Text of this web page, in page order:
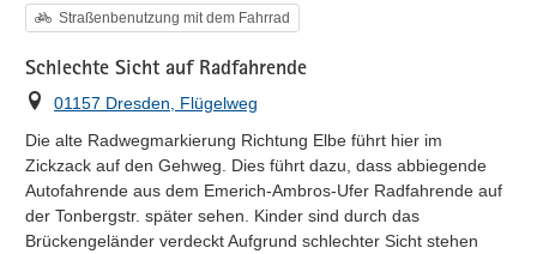
Kategorie
Straßenbenutzung mit dem Fahrrad
Schlechte Sicht auf Radfahrende
Ort
01157 Dresden, Flügelweg
Die alte Radwegmarkierung Richtung Elbe führt hier im
Zickzack auf den Gehweg. Dies führt dazu, dass abbiegende
Autofahrende aus dem Emerich-Ambros-Ufer Radfahrende auf
der Tonbergstr. später sehen. Kinder sind durch das
Brückengeländer verdeckt Aufgrund schlechter Sicht stehen